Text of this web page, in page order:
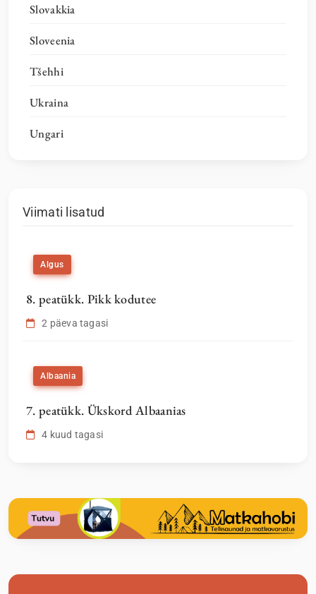
Slovakkia
Sloveenia
Tšehhi
Ukraina
Ungari
Viimati lisatud
Algus
8. peatükk. Pikk kodutee
2 päeva tagasi
Albaania
7. peatükk. Ükskord Albaanias
4 kuud tagasi